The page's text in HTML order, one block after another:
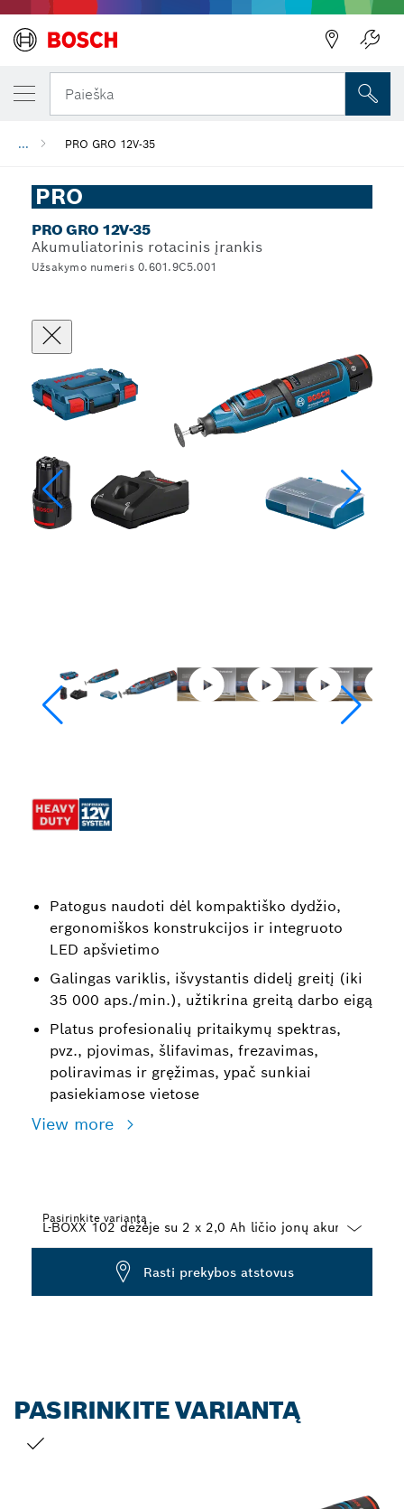
Paieška
... PRO GRO 12V-35
PRO
PRO GRO 12V-35
Akumuliatorinis rotacinis įrankis
Užsakymo numeris 0.601.9C5.001
Patogus naudoti dėl kompaktiško dydžio,
ergonomiškos konstrukcijos ir integruoto
LED apšvietimo
Galingas variklis, išvystantis didelį greitį (iki
35 000 aps./min.), užtikrina greitą darbo eigą
Platus profesionalių pritaikymų spektras,
pvz., pjovimas, šlifavimas, frezavimas,
poliravimas ir gręžimas, ypač sunkiai
pasiekiamose vietose
View more
Pasirinkite variantą
Rasti prekybos atstovus
PASIRINKITE VARIANTĄ